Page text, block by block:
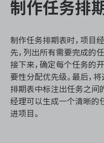
制作任务排
制作任务排期表时，项目
先，列出所有需要完成的
接下来，确定每个任务的
要性分配优先级。最后，
排期表中标注出任务之间
经理可以生成一个清晰的
进项目。